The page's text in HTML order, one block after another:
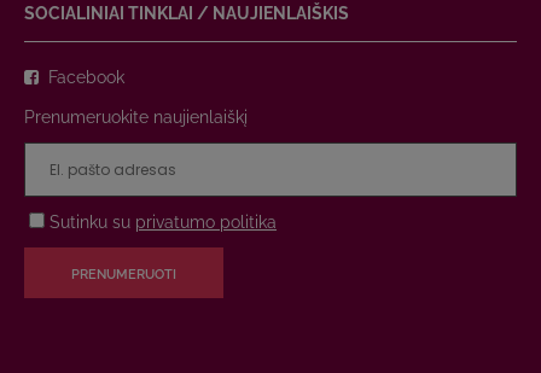
SOCIALINIAI TINKLAI / NAUJIENLAIŠKIS
Facebook
Prenumeruokite naujienlaiškį
Sutinku su privatumo politika
PRENUMERUOTI